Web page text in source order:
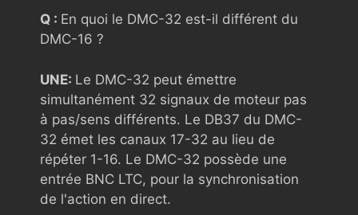
Q : En quoi le DMC-32 est-il différent du
DMC-16 ?
UNE: Le DMC-32 peut émettre
simultanément 32 signaux de moteur pas
à pas/sens différents. Le DB37 du DMC-
32 émet les canaux 17-32 au lieu de
répéter 1-16. Le DMC-32 possède une
entrée BNC LTC, pour la synchronisation
de l'action en direct.